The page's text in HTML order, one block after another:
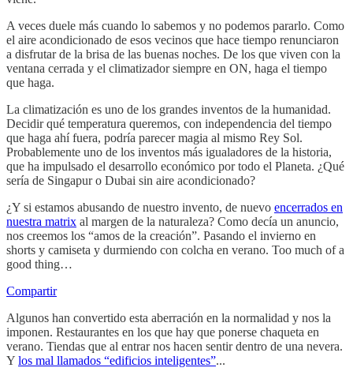
A veces duele más cuando lo sabemos y no podemos pararlo. Como
el aire acondicionado de esos vecinos que hace tiempo renunciaron
a disfrutar de la brisa de las buenas noches. De los que viven con la
ventana cerrada y el climatizador siempre en ON, haga el tiempo
que haga.
La climatización es uno de los grandes inventos de la humanidad.
Decidir qué temperatura queremos, con independencia del tiempo
que haga ahí fuera, podría parecer magia al mismo Rey Sol.
Probablemente uno de los inventos más igualadores de la historia,
que ha impulsado el desarrollo económico por todo el Planeta. ¿Qué
sería de Singapur o Dubai sin aire acondicionado?
¿Y si estamos abusando de nuestro invento, de nuevo encerrados en
nuestra matrix al margen de la naturaleza? Como decía un anuncio,
nos creemos los “amos de la creación”. Pasando el invierno en
shorts y camiseta y durmiendo con colcha en verano. Too much of a
good thing…
Compartir
Algunos han convertido esta aberración en la normalidad y nos la
imponen. Restaurantes en los que hay que ponerse chaqueta en
verano. Tiendas que al entrar nos hacen sentir dentro de una nevera.
Y los mal llamados “edificios inteligentes”...